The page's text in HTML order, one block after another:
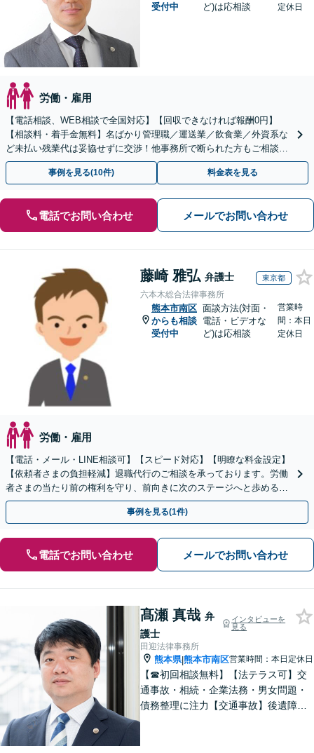
受付中
ど)は応相談
定休日
労働・雇用
【電話相談、WEB相談で全国対応】【回収できなければ報酬0円】
【相談料・着手金無料】名ばかり管理職／運送業／飲食業／外資系な
ど未払い残業代は妥協せずに交渉！他事務所で断られた方もご相談く
ださい。【解決事例が豊富】土曜日も電話受付しています
事例を見る(10件) 料金表を見る
電話でお問い合わせ メールでお問い合わせ
藤崎 雅弘 弁護士 東京都
六本木総合法律事務所
熊本市南区
からも相談
受付中
面談方法(対面・
電話・ビデオな
ど)は応相談
営業時
間：本日
定休日
労働・雇用
【電話・メール・LINE相談可】【スピード対応】【明瞭な料金設定】
【依頼者さまの負担軽減】退職代行のご相談を承っております。労働
者さまの当たり前の権利を守り、前向きに次のステージへと歩めるよ
う全力でサポートいたします。
事例を見る(1件)
電話でお問い合わせ メールでお問い合わせ
髙瀬 真哉 弁
護士
インタビューを
見る
田迎法律事務所
熊本県|熊本市南区営業時間：本日定休日
【☎︎初回相談無料】【法テラス可】交
通事故・相続・企業法務・男女問題・
債務整理に注力【交通事故】後遺障害